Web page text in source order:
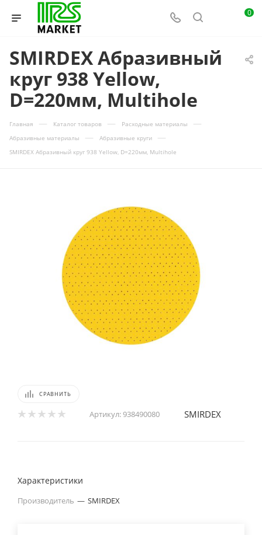
0
SMIRDEX Абразивный
круг 938 Yellow,
D=220мм, Multihole
Главная — Каталог товаров — Расходные материалы —
Абразивные материалы — Абразивные круги —
SMIRDEX Абразивный круг 938 Yellow, D=220мм, Multihole
СРАВНИТЬ
Артикул:938490080 SMIRDEX
Характеристики
Производитель — SMIRDEX